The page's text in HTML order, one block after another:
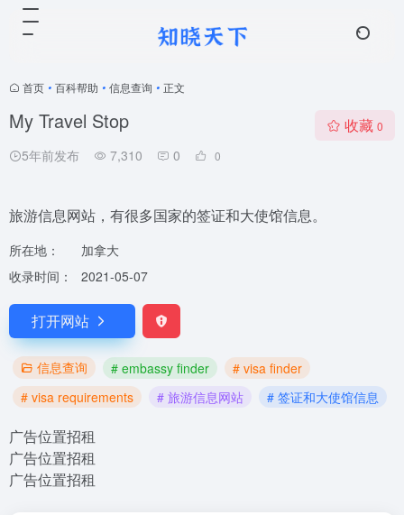
首页 • 百科帮助 • 信息查询 • 正文
My Travel Stop
5年前发布 7,310 0 0
收藏 0
旅游信息网站，有很多国家的签证和大使馆信息。
所在地：
加拿大
收录时间：
2021-05-07
打开网站
信息查询 # embassy finder
# visa finder
# visa requirements
# 旅游信息网站 # 签证和大使馆信息
广告位置招租
广告位置招租
广告位置招租